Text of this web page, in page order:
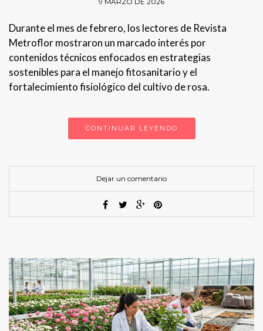
Durante el mes de febrero, los lectores de Revista
Metroflor mostraron un marcado interés por
contenidos técnicos enfocados en estrategias
sostenibles para el manejo fitosanitario y el
fortalecimiento fisiológico del cultivo de rosa.
CONTINUAR LEYENDO
Dejar un comentario